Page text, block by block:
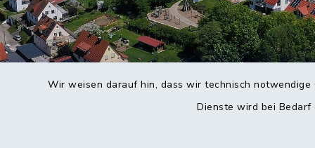
Wir weisen darauf hin, dass wir technisch
Dienste wird bei